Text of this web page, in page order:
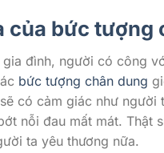
của bức tượng
đình, người có công
bức tượng chân dung
có cảm giác như
nỗi đau mất mát.
ta yêu thương nữa.